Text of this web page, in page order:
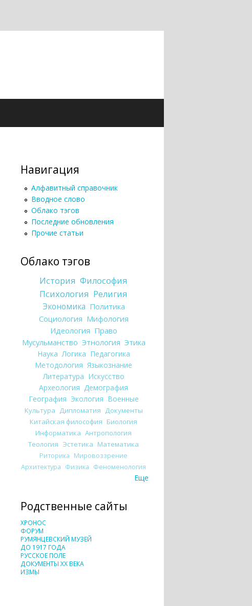
Навигация
Алфавитный справочник
Вводное слово
Облако тэгов
Последние обновления
Прочие статьи
Облако тэгов
История Философия
Психология Религия
Экономика Политика
Социология Мифология
Идеология Право
Мусульманство Этнология Этика
Наука Логика Педагогика
Методология Языкознание
Литература Искусство
Археология Демография
География Экология Военные
Культура Дипломатия Документы
Китайская философия Биология
Информатика Антропология
Теология Эстетика Математика
Риторика Мировоззрение
Архитектура Физика Феноменология
Еще
Родственные сайты
ХРОНОС
ФОРУМ
РУМЯНЦЕВСКИЙ МУЗЕЙ
ДО 1917 ГОДА
РУССКОЕ ПОЛЕ
ДОКУМЕНТЫ XX ВЕКА
ИЗМЫ